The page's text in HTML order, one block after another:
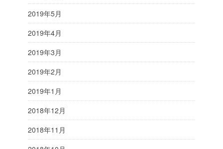
2019年5月
2019年4月
2019年3月
2019年2月
2019年1月
2018年12月
2018年11月